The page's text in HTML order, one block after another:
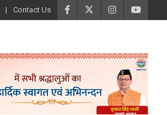
Contact Us